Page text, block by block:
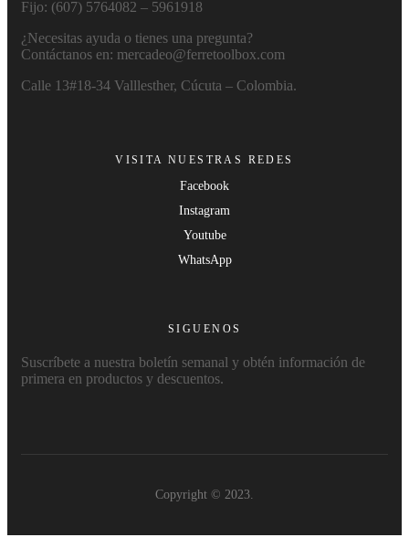
Fijo: (607) 5764082 – 5961918
¿Necesitas ayuda o tienes una pregunta?
Contáctanos en: mercadeo@ferretoolbox.com
Calle 13#18-34 Valllesther, Cúcuta – Colombia.
VISITA NUESTRAS REDES
Facebook
Instagram
Youtube
WhatsApp
SIGUENOS
Suscríbete a nuestra boletín semanal y obtén información de
primera en productos y descuentos.
Copyright © 2023.